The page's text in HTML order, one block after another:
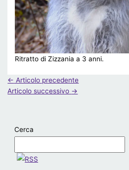
Ritratto di Zizzania a 3 anni.
← Articolo precedente
Articolo successivo →
Cerca